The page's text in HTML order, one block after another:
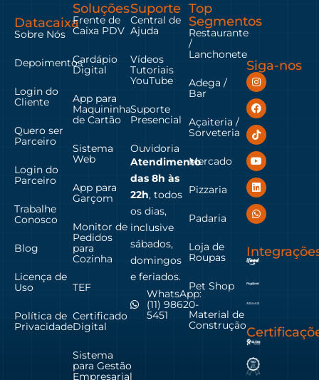
Datacaixa
Sobre Nós
Depoimentos
Login do
Cliente
Quero ser
Parceiro
Login do
Parceiro
Trabalhe
Conosco
Blog
Licença de
Uso
Política de
Privacidade
Soluções
Frente de
Caixa PDV
Cardápio
Digital
App para
Maquininha
de Cartão
Sistema
Web
App para
Garçom
Monitor de
Pedidos
para
Cozinha
TEF
Certificado
Digital
Sistema
para Gestão
Empresarial
Suporte
Central de
Ajuda
Vídeos
Tutoriais
YouTube
Suporte
Presencial
Ouvidoria
Atendimento
das 8h às
22h, todos
os dias,
inclusive
sábados,
domingos
e feriados.
WhatsApp:
(11) 98620-
5451
Top
Segmentos
Restaurante
/
Lanchonete
Adega /
Bar
Açaiteria /
Sorveteria
Mercado
Pizzaria
Padaria
Loja de
Roupas
Pet Shop
Material de
Construção
Siga-nos